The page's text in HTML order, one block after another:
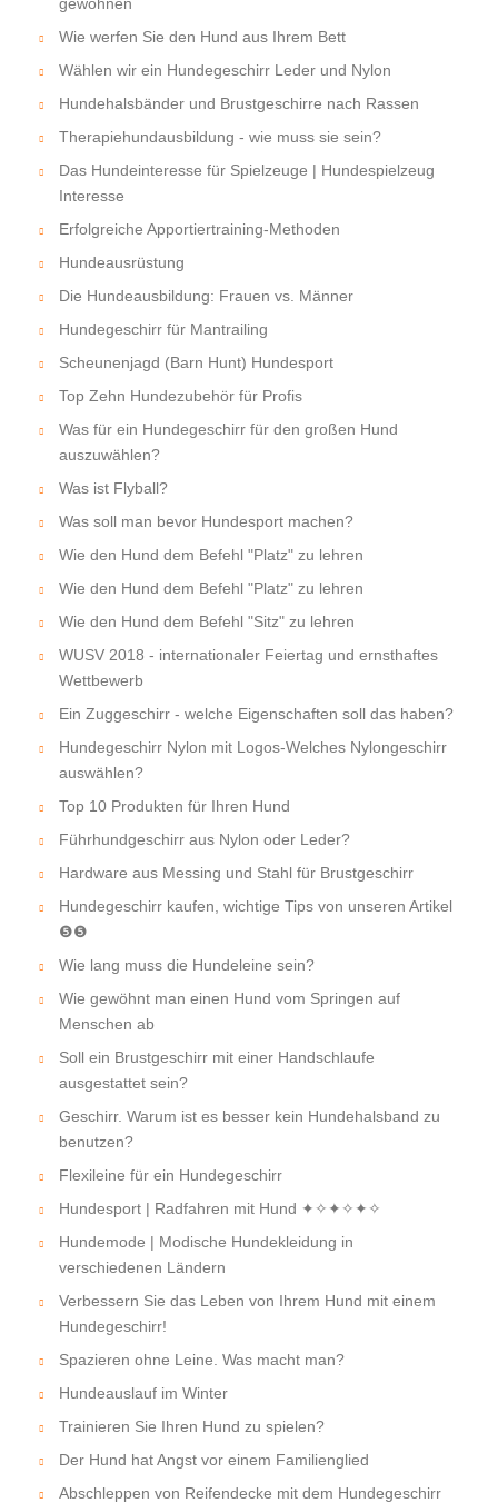
Wie werfen Sie den Hund aus Ihrem Bett
Wählen wir ein Hundegeschirr Leder und Nylon
Hundehalsbänder und Brustgeschirre nach Rassen
Therapiehundausbildung - wie muss sie sein?
Das Hundeinteresse für Spielzeuge | Hundespielzeug
Interesse
Erfolgreiche Apportiertraining-Methoden
Hundeausrüstung
Die Hundeausbildung: Frauen vs. Männer
Hundegeschirr für Mantrailing
Scheunenjagd (Barn Hunt) Hundesport
Top Zehn Hundezubehör für Profis
Was für ein Hundegeschirr für den großen Hund
auszuwählen?
Was ist Flyball?
Was soll man bevor Hundesport machen?
Wie den Hund dem Befehl "Platz" zu lehren
Wie den Hund dem Befehl "Platz" zu lehren
Wie den Hund dem Befehl "Sitz" zu lehren
WUSV 2018 - internationaler Feiertag und ernsthaftes
Wettbewerb
Ein Zuggeschirr - welche Eigenschaften soll das haben?
Hundegeschirr Nylon mit Logos-Welches Nylongeschirr
auswählen?
Top 10 Produkten für Ihren Hund
Führhundgeschirr aus Nylon oder Leder?
Hardware aus Messing und Stahl für Brustgeschirr
Hundegeschirr kaufen, wichtige Tips von unseren Artikel
❺❺
Wie lang muss die Hundeleine sein?
Wie gewöhnt man einen Hund vom Springen auf
Menschen ab
Soll ein Brustgeschirr mit einer Handschlaufe
ausgestattet sein?
Geschirr. Warum ist es besser kein Hundehalsband zu
benutzen?
Flexileine für ein Hundegeschirr
Hundesport | Radfahren mit Hund ✦✧✦✧✦✧
Hundemode | Modische Hundekleidung in
verschiedenen Ländern
Verbessern Sie das Leben von Ihrem Hund mit einem
Hundegeschirr!
Spazieren ohne Leine. Was macht man?
Hundeauslauf im Winter
Trainieren Sie Ihren Hund zu spielen?
Der Hund hat Angst vor einem Familienglied
Abschleppen von Reifendecke mit dem Hundegeschirr